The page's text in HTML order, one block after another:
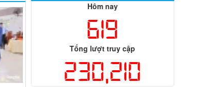
Hôm nay
619
Tổng lượt truy cập
230,210